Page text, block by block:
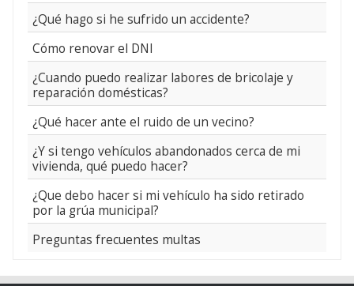
¿Qué hago si he sufrido un accidente?
Cómo renovar el DNI
¿Cuando puedo realizar labores de bricolaje y
reparación domésticas?
¿Qué hacer ante el ruido de un vecino?
¿Y si tengo vehículos abandonados cerca de mi
vivienda, qué puedo hacer?
¿Que debo hacer si mi vehículo ha sido retirado
por la grúa municipal?
Preguntas frecuentes multas